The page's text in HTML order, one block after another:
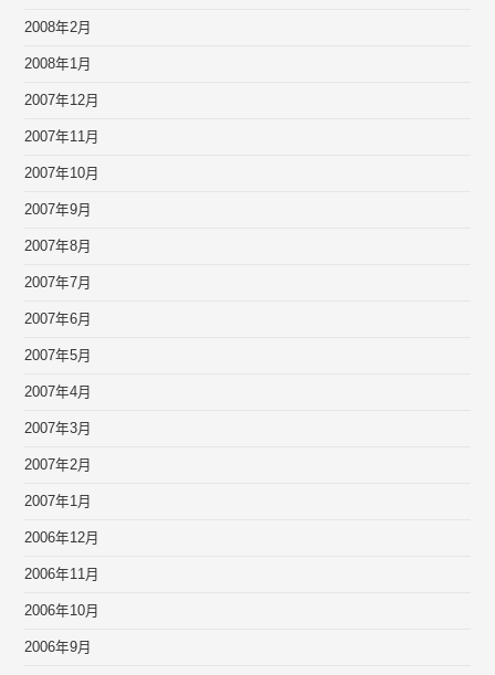
2008年2月
2008年1月
2007年12月
2007年11月
2007年10月
2007年9月
2007年8月
2007年7月
2007年6月
2007年5月
2007年4月
2007年3月
2007年2月
2007年1月
2006年12月
2006年11月
2006年10月
2006年9月